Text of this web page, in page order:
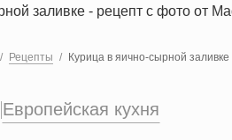
Рецепты Курица в яично-сырной заливке
Европейская кухня